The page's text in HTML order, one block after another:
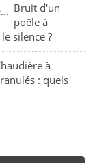
Bruit d'un
poêle à
silence ?
à
: quels